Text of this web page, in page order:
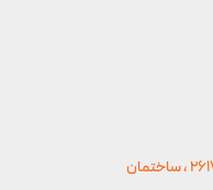
تهران، خیابان ولیعصر ، روبروی پارک ملت ، پلاک 2617 ، ساختمان